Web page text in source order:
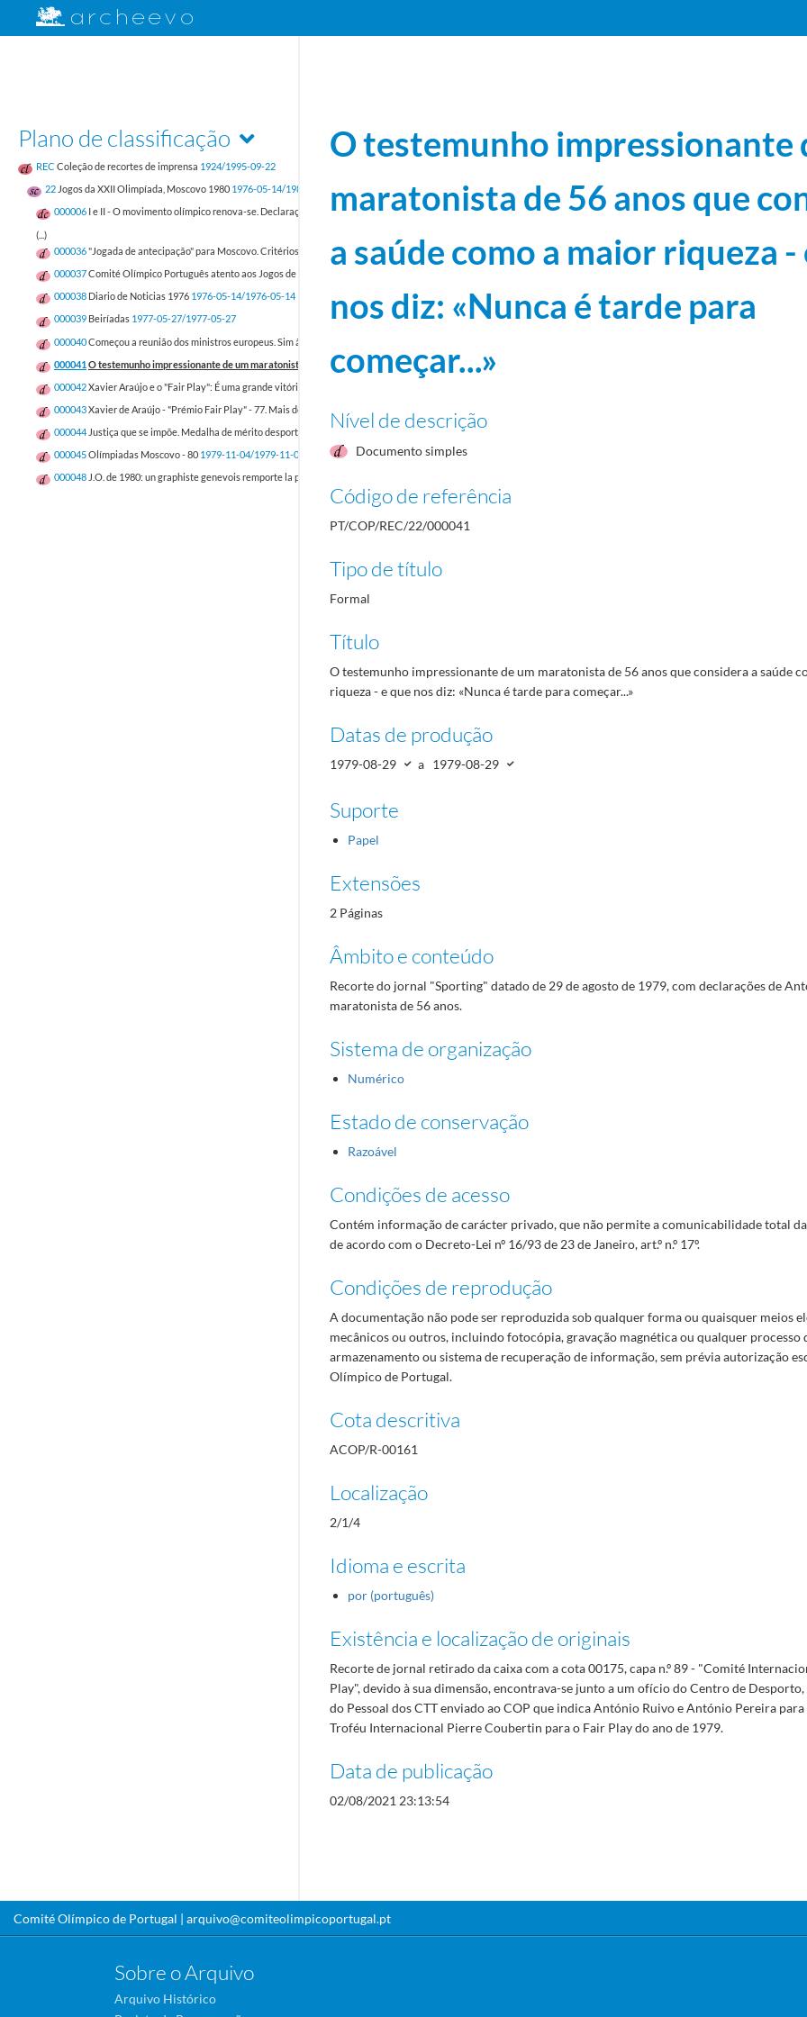
Plano de classificação
REC Coleção de recortes de imprensa 1924/1995-09-22
22 Jogos da XXII Olimpíada, Moscovo 1980 1976-05-14/1980-10-26
000006 I e II - O movimento olímpico renova-se. Declaração de princípios da C.T. do CIO é um documento notável1978-04-14/1978-04-18
(...)
000036"Jogada de antecipação" para Moscovo. Critérios de selecção para presença olímpica1977-11-21/1977-11-21
000037Comité Olímpico Português atento aos Jogos de 80. A caravana para Moscovo não dá lugar ai improviso
000038 Diario de Noticias 1976 1976-05-14/1976-05-14
000039 Beiríadas 1977-05-27/1977-05-27
000040Começou a reunião dos ministros europeus. Sim às competições desportivas - não aos confrontos políticos
000041 O testemunho impressionante de um maratonista de 56 anos que considera a saúde como a maior riqueza - e que nos diz: «Nunca é tarde para começar...»
000042Xavier Araújo e o "Fair Play": É uma grande vitória para o desporto português
000043Xavier de Araújo - "Prémio Fair Play" - 77. Mais de 80 anos no desporto a sorrir para as crianças
000044 Justiça que se impõe. Medalha de mérito desportivo para Francisco Xavier de Araújo
1978-08-15/1978-08-15
000045Olímpiadas Moscovo - 80 1979-11-04/1979-11-04
000048 J.O. de 1980: un graphiste genevois remporte la premiére «médaille d'or»
O testemunho impressionante
maratonista de 56 anos que
a saúde como a maior riqueza -
nos diz: «Nunca é tarde para
começar...»
Nível de descrição
Documento simples
Código de referência
PT/COP/REC/22/000041
Tipo de título
Formal
Título
O testemunho impressionante de um maratonista de 56 anos que considera a saúde
riqueza - e que nos diz: «Nunca é tarde para começar...»
Datas de produção
1979-08-29 a 1979-08-29
Suporte
Papel
Extensões
2 Páginas
Âmbito e conteúdo
Recorte do jornal "Sporting" datado de 29 de agosto de 1979, com declarações de
maratonista de 56 anos.
Sistema de organização
Numérico
Estado de conservação
Razoável
Condições de acesso
Contém informação de carácter privado, que não permite a comunicabilidade total
de acordo com o Decreto-Lei nº 16/93 de 23 de Janeiro, art.º n.º 17º.
Condições de reprodução
A documentação não pode ser reproduzida sob qualquer forma ou quaisquer meios
mecânicos ou outros, incluindo fotocópia, gravação magnética ou qualquer processo
armazenamento ou sistema de recuperação de informação, sem prévia autorização
Olímpico de Portugal.
Cota descritiva
ACOP/R-00161
Localização
2/1/4
Idioma e escrita
por (português)
Existência e localização de originais
Recorte de jornal retirado da caixa com a cota 00175, capa n.º 89 - "Comité
Play", devido à sua dimensão, encontrava-se junto a um ofício do Centro de
do Pessoal dos CTT enviado ao COP que indica António Ruivo e António Pereira
Troféu Internacional Pierre Coubertin para o Fair Play do ano de 1979.
Data de publicação
02/08/2021 23:13:54
Comité Olímpico de Portugal | arquivo@comiteolimpicoportugal.pt
Sobre o Arquivo
Arquivo Histórico